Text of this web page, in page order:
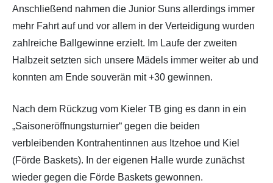
Anschließend nahmen die Junior Suns allerdings immer
mehr Fahrt auf und vor allem in der Verteidigung wurden
zahlreiche Ballgewinne erzielt. Im Laufe der zweiten
Halbzeit setzten sich unsere Mädels immer weiter ab und
konnten am Ende souverän mit +30 gewinnen.
Nach dem Rückzug vom Kieler TB ging es dann in ein
„Saisoneröffnungsturnier“ gegen die beiden
verbleibenden Kontrahentinnen aus Itzehoe und Kiel
(Förde Baskets). In der eigenen Halle wurde zunächst
wieder gegen die Förde Baskets gewonnen.